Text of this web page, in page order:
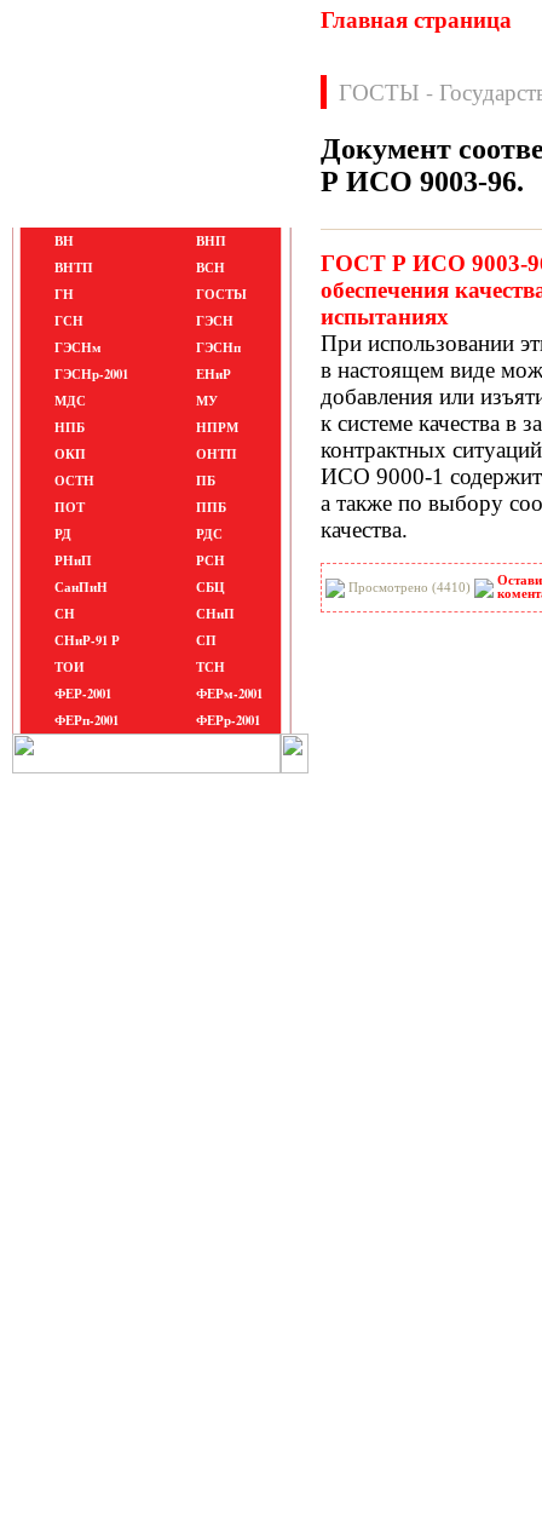
Главная страница
ГОСТЫ -
Документ
Р ИСО 9003-96.
ГОСТ Р ИСО 9003-96
обеспечения
испытаниях
При использовании
в настоящем виде
добавления или
к системе качества в
контрактных
ИСО 9000-1 содержит
а также по выбору
качества.
Просмотрено (4410)
ВН
ВНП
ВНТП
ВСН
ГН
ГОСТЫ
ГСН
ГЭСН
ГЭСНм
ГЭСНп
ГЭСНр-2001
ЕНиР
МДС
МУ
НПБ
НПРМ
ОКП
ОНТП
ОСТН
ПБ
ПОТ
ППБ
РД
РДС
РНиП
РСН
СанПиН
СБЦ
СН
СНиП
СНиР-91 Р
СП
ТОИ
ТСН
ФЕР-2001
ФЕРм-2001
ФЕРп-2001
ФЕРр-2001